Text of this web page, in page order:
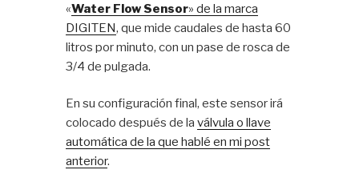
«Water Flow Sensor» de la marca
DIGITEN, que mide caudales de hasta 60
litros por minuto, con un pase de rosca de
3/4 de pulgada.
En su configuración final, este sensor irá
colocado después de laválvula o llave
automática de la que hablé en mi post
anterior.